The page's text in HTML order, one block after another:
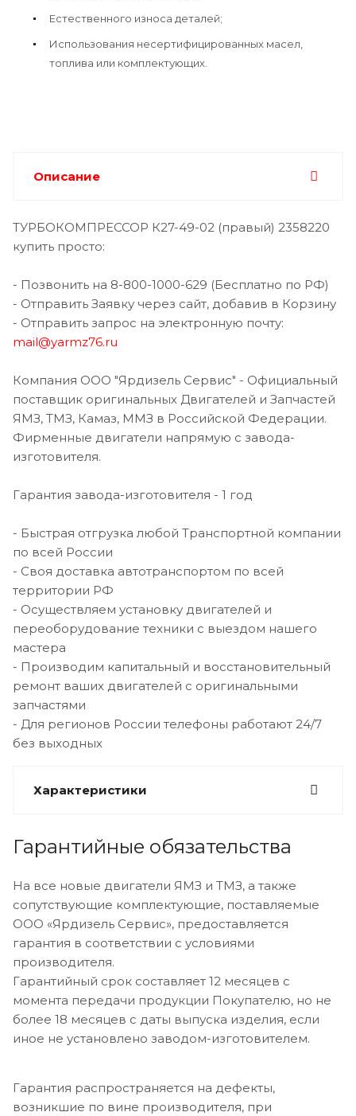
Естественного износа деталей;
Использования несертифицированных масел,
топлива или комплектующих.
Описание
ТУРБОКОМПРЕССОР К27-49-02 (правый) 2358220
купить просто:
- Позвонить на 8-800-1000-629 (Бесплатно по РФ)
- Отправить Заявку через сайт, добавив в Корзину
- Отправить запрос на электронную почту:
mail@yarmz76.ru
Компания ООО "Ярдизель Сервис" - Официальный
поставщик оригинальных Двигателей и Запчастей
ЯМЗ, ТМЗ, Камаз, ММЗ в Российской Федерации.
Фирменные двигатели напрямую с завода-
изготовителя.
Гарантия завода-изготовителя - 1 год
- Быстрая отгрузка любой Транспортной компании
по всей России
- Своя доставка автотранспортом по всей
территории РФ
- Осуществляем установку двигателей и
переоборудование техники с выездом нашего
мастера
- Производим капитальный и восстановительный
ремонт ваших двигателей с оригинальными
запчастями
- Для регионов России телефоны работают 24/7
без выходных
Характеристики
Гарантийные обязательства
На все новые двигатели ЯМЗ и ТМЗ, а также
сопутствующие комплектующие, поставляемые
ООО «Ярдизель Сервис», предоставляется
гарантия в соответствии с условиями
производителя.
Гарантийный срок составляет 12 месяцев с
момента передачи продукции Покупателю, но не
более 18 месяцев с даты выпуска изделия, если
иное не установлено заводом-изготовителем.
Гарантия распространяется на дефекты,
возникшие по вине производителя, при